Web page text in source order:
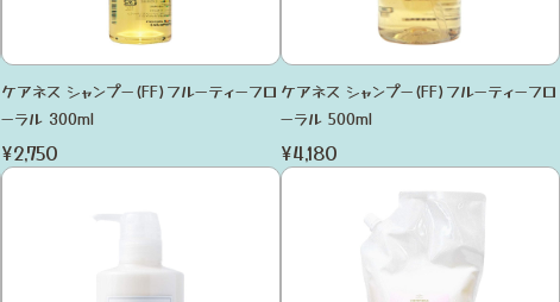
ケアネス シャンプー(FF)フルーティーフロ
ーラル 300ml
¥2,750
ケアネス シャンプー(FF)フルーティーフロ
ーラル 500ml
¥4,180